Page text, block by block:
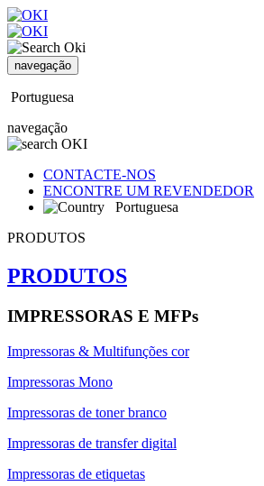
navegação
Portuguesa
navegação
CONTACTE-NOS
ENCONTRE UM REVENDEDOR
Portuguesa
PRODUTOS
PRODUTOS
IMPRESSORAS E MFPs
Impressoras & Multifunções cor
Impressoras Mono
Impressoras de toner branco
Impressoras de transfer digital
Impressoras de etiquetas